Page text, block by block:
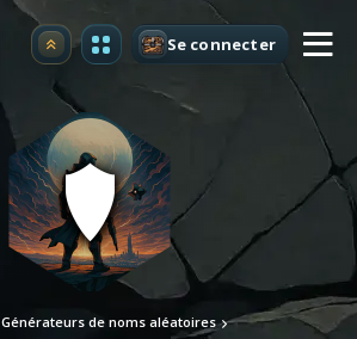
Premium Se connecter
Générateurs de noms aléatoires